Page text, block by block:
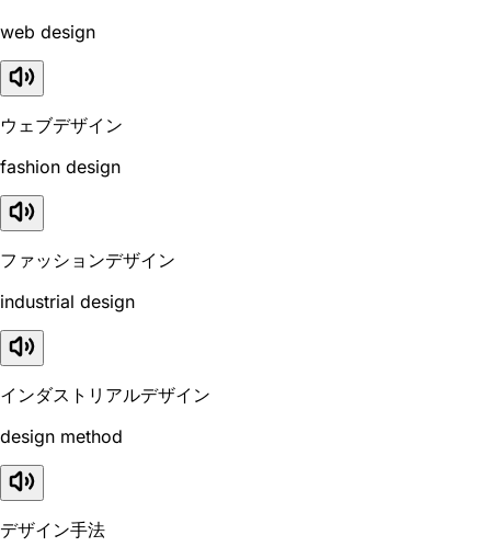
web design
ウェブデザイン
fashion design
ファッションデザイン
industrial design
インダストリアルデザイン
design method
デザイン手法